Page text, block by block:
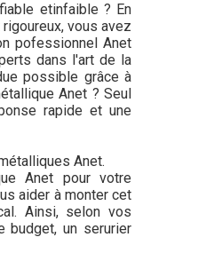
etinfaible ? En
vous avez
pofessionnel Anet
dans l'art de la
possible grâce à
Anet ? Seul
rapide et une
Anet.
Anet pour votre
aider à monter cet
Ainsi, selon vos
un serurier